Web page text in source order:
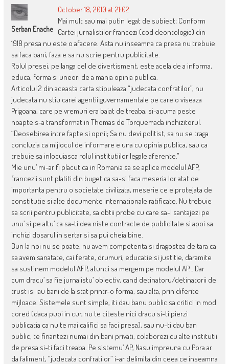
Serban Enache
October 18, 2010 at 21:02
Mai mult sau mai putin legat de subiect; Conform
Cartei jurnalistilor francezi (cod deontologic) din
1918 presa nu este o afacere. Asta nu inseamna ca presa nu trebuie
sa faca bani, faza e sa nu scrie pentru publicitate.
Rolul presei, pe langa cel de divertisment, este acela de a informa,
educa, forma si uneori de a mania opinia publica.
Articolul 2 din aceasta carta stipuleaza “judecata confratilor”, nu
judecata nu stiu carei agentii guvernamentale pe care o viseaza
Prigoana, care pe vremuri era baiat de treaba, si-acuma peste
noapte s-a transformat in Thomas de Torquemada inchizitorul.
“Deosebirea intre fapte si opnii; Sa nu devi politist, sa nu se traga
concluzia ca mijlocul de informare e una cu opinia publica, sau ca
trebuie sa inlocuiasca rolul institutiilor legale aferente.”
Mie unu’ mi-ar fi placut ca in Romania sa se aplice modelul AFP,
francezii sunt platiti din buget ca sa-si faca meseria lor atat de
importanta pentru o societate civilizata, meserie ce e protejata de
constitutie si alte documente internationale ratificate. Nu trebuie
sa scrii pentru publicitate, sa obtii probe cu care sa-l santajezi pe
unu’ si pe altu’ ca sa-ti dea niste contracte de publicitate si apoi sa
inchizi dosarul in sertar si sa pui cheia bine.
Bun la noi nu se poate, nu avem competenta si dragostea de tara ca
sa avem sanatate, cai ferate, drumuri, educatie si justitie, daramite
sa sustinem modelul AFP, atunci sa mergem pe modelul AP… Dar
cum dracu’ sa fie jurnalistu’ obiectiv, cand detinatoru/detinatorii de
trust isi iau bani de la stat printr-o forma, sau alta, prin diferite
mijloace. Sistemele sunt simple, iti dau banu public sa critici in mod
cored (daca pupi in cur, nu te citeste nici dracu si-ti pierzi
publicatia ca nu te mai califici sa faci presa), sau nu-ti dau ban
public, te finantezi numai din bani privati, colaborezi cu alte institutii
de presa si-ti faci treaba. Pe sistemu’ AP, Nasu impreuna cu Pora ar
da faliment, “judecata confratilor” i-ar delimita din ceea ce inseamna